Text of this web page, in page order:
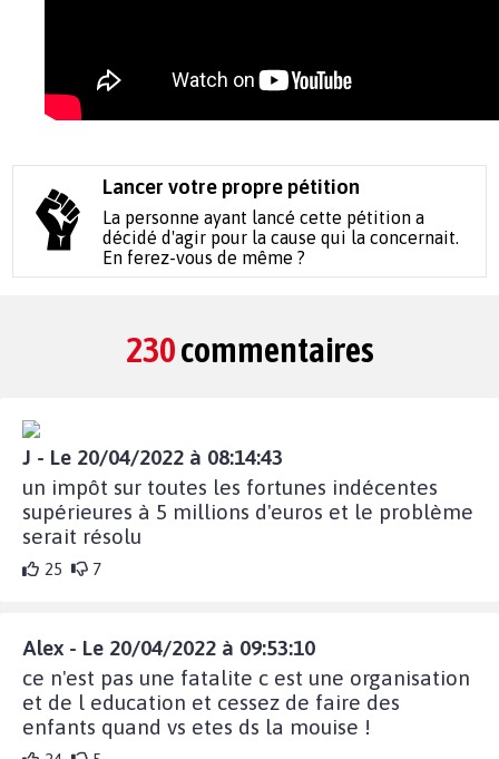
Lancer votre propre pétition
La personne ayant lancé cette pétition a
décidé d'agir pour la cause qui la concernait.
En ferez-vous de même ?
230commentaires
J - Le 20/04/2022 à 08:14:43
un impôt sur toutes les fortunes indécentes
supérieures à 5 millions d'euros et le problème
serait résolu
25 7
Alex - Le 20/04/2022 à 09:53:10
ce n'est pas une fatalite c est une organisation
et de l education et cessez de faire des
enfants quand vs etes ds la mouise !